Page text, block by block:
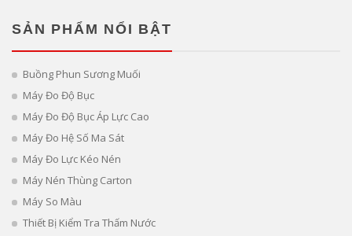
SẢN PHẨM NỔI BẬT
Buồng Phun Sương Muối
Máy Đo Độ Bục
Máy Đo Độ Bục Áp Lực Cao
Máy Đo Hệ Số Ma Sát
Máy Đo Lực Kéo Nén
Máy Nén Thùng Carton
Máy So Màu
Thiết Bị Kiểm Tra Thấm Nước